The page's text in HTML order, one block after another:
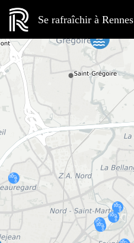
Se rafraîchir à Rennes